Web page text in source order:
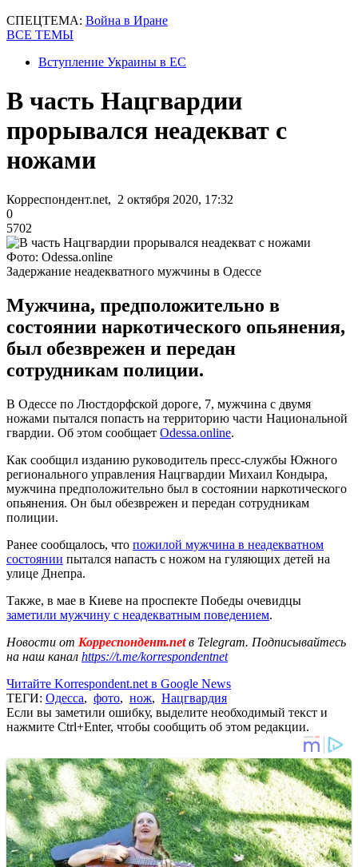
СПЕЦТЕМА: Война в Иране
ВСЕ ТЕМЫ
Вступление Украины в ЕС
В часть Нацгвардии
прорывался неадекват с
ножами
Корреспондент.net, 2 октября 2020, 17:32
0
5702
Фото: Odessa.online
Задержание неадекватного мужчины в Одессе
Мужчина, предположительно в
состоянии наркотического опьянения,
был обезврежен и передан
сотрудникам полиции.
В Одессе по Люстдорфской дороге, 7, мужчина с двумя
ножами пытался попасть на территорию части Национальной
гвардии. Об этом сообщает Odessa.online.
Как сообщил изданию руководитель пресс-службы Южного
регионального управления Нацгвардии Михаил Кондыра,
мужчина предположительно был в состоянии наркотического
опьянения. Он был обезврежен и передан сотрудникам
полиции.
Ранее сообщалось, что пожилой мужчина в неадекватном
состоянии пытался напасть с ножом на гуляющих детей на
улице Днепра.
Также, в мае в Киеве на проспекте Победы очевидцы
заметили мужчину с неадекватным поведением.
Новости от Корреспондент.netв Telegram. Подписывайтесь
на наш канал https://t.me/korrespondentnet
Читайте Korrespondent.net в Google News
ТЕГИ: Одесса, фото, нож, Нацгвардия
Если вы заметили ошибку, выделите необходимый текст и
нажмите Ctrl+Enter, чтобы сообщить об этом редакции.